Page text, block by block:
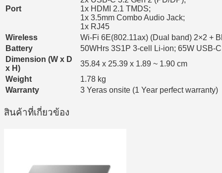
Port
1x HDMI 2.1 TMDS;
1x 3.5mm Combo Audio Jack;
1x RJ45
Wireless
Wi-Fi 6E(802.11ax) (Dual band) 2×2 +
Battery
50WHrs 3S1P 3-cell Li-ion; 65W USB-
Dimension (W x D
x H)
35.84 x 25.39 x 1.89 ~ 1.90 cm
Weight
1.78 kg
Warranty
3 Yeras onsite (1 Year perfect warranty)
สินค้าที่เกี่ยวข้อง